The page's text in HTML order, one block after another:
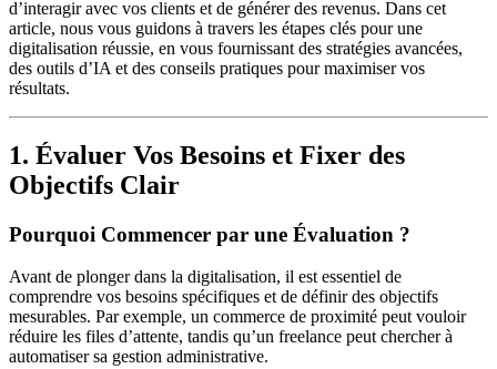
d’interagir avec vos clients et de générer des revenus. Dans cet
article, nous vous guidons à travers les étapes clés pour une
digitalisation réussie, en vous fournissant des stratégies avancées,
des outils d’IA et des conseils pratiques pour maximiser vos
résultats.
1. Évaluer Vos Besoins et Fixer des
Objectifs Clair
Pourquoi Commencer par une Évaluation ?
Avant de plonger dans la digitalisation, il est essentiel de
comprendre vos besoins spécifiques et de définir des objectifs
mesurables. Par exemple, un commerce de proximité peut vouloir
réduire les files d’attente, tandis qu’un freelance peut chercher à
automatiser sa gestion administrative.